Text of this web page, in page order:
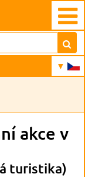
akce v
turistika)